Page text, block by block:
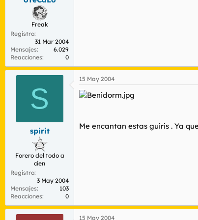
Freak
Registro
31 Mar 2004
Mensajes
6.029
Reacciones
0
S
spirit
Forero del todo a
cien
Registro
3 May 2004
Mensajes
103
Reacciones
0
15 May 2004
Me encantan estas guiris . Ya
15 May 2004